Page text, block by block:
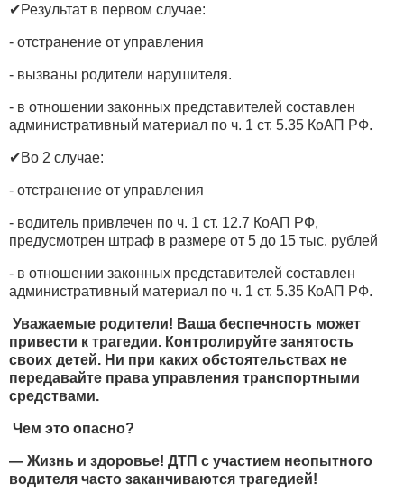
✔Результат в первом случае:
- отстранение от управления
- вызваны родители нарушителя.
- в отношении законных представителей составлен
административный материал по ч. 1 ст. 5.35 КоАП РФ.
✔Во 2 случае:
- отстранение от управления
- водитель привлечен по ч. 1 ст. 12.7 КоАП РФ,
предусмотрен штраф в размере от 5 до 15 тыс. рублей
- в отношении законных представителей составлен
административный материал по ч. 1 ст. 5.35 КоАП РФ.
Уважаемые родители! Ваша беспечность может
привести к трагедии. Контролируйте занятость
своих детей. Ни при каких обстоятельствах не
передавайте права управления транспортными
средствами.
Чем это опасно?
— Жизнь и здоровье! ДТП с участием неопытного
водителя часто заканчиваются трагедией!